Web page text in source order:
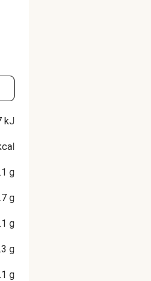
kJ
g
g
g
g
g